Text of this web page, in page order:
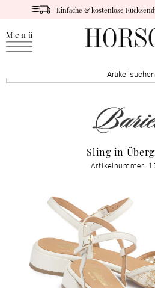
Einfache & kostenlose
Menü
Sling in
Artikelnummer: